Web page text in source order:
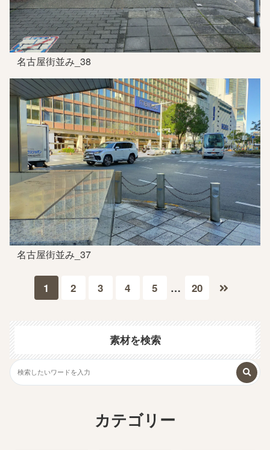
名古屋街並み_38
名古屋街並み_37
1 2 3 4 5 … 20
素材を検索
カテゴリー